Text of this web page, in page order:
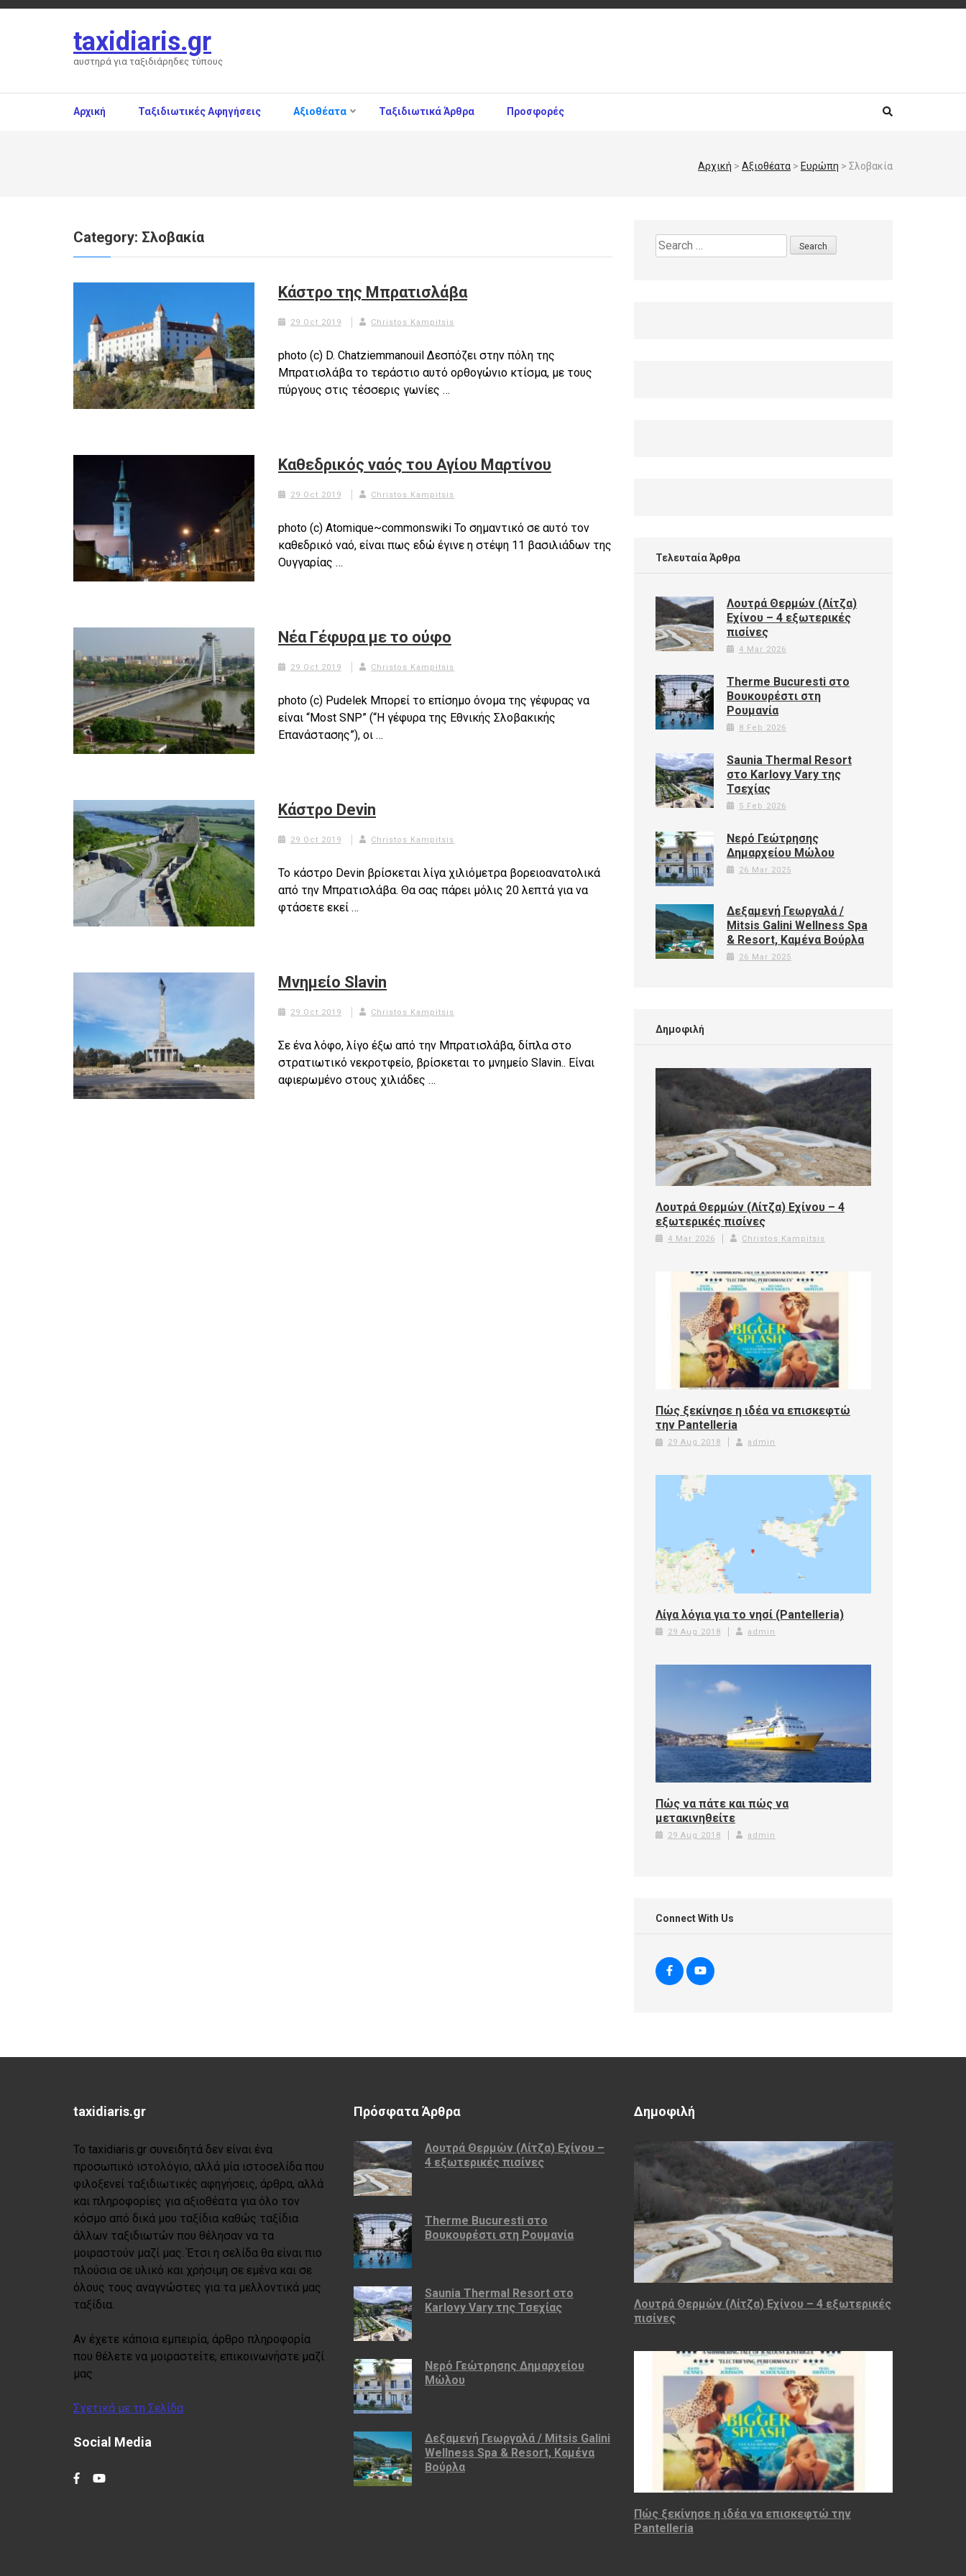
Skip
taxidiaris.gr
αυστηρά για ταξιδιάρηδες τύπους
Αρχική Ταξιδιωτικές Αφηγήσεις Αξιοθέατα Ταξιδιωτικά Άρθρα Προσφορές
Αρχική > Αξιοθέατα > Ευρώπη > Σλοβακία
Category: Σλοβακία
Κάστρο της Μπρατισλάβα
29 Oct 2019 Christos Kampitsis
photo (c) D. Chatziemmanouil Δεσπόζει στην πόλη της
Μπρατισλάβα το τεράστιο αυτό ορθογώνιο κτίσμα, με τους
πύργους στις τέσσερις γωνίες …
Καθεδρικός ναός του Αγίου Μαρτίνου
29 Oct 2019 Christos Kampitsis
photo (c) Atomique~commonswiki Το σημαντικό σε αυτό τον
καθεδρικό ναό, είναι πως εδώ έγινε η στέψη 11 βασιλιάδων της
Ουγγαρίας …
Νέα Γέφυρα με το ούφο
29 Oct 2019 Christos Kampitsis
photo (c) Pudelek Μπορεί το επίσημο όνομα της γέφυρας να
είναι “Most SNP” (“Η γέφυρα της Εθνικής Σλοβακικής
Επανάστασης”), οι …
Κάστρο Devin
29 Oct 2019 Christos Kampitsis
Το κάστρο Devin βρίσκεται λίγα χιλιόμετρα βορειοανατολικά
από την Μπρατισλάβα. Θα σας πάρει μόλις 20 λεπτά για να
φτάσετε εκεί …
Μνημείο Slavin
29 Oct 2019 Christos Kampitsis
Σε ένα λόφο, λίγο έξω από την Μπρατισλάβα, δίπλα στο
στρατιωτικό νεκροτφείο, βρίσκεται το μνημείο Slavin.. Είναι
αφιερωμένο στους χιλιάδες …
Search
for:
Τελευταία Άρθρα
Λουτρά Θερμών (Λίτζα)
Εχίνου – 4 εξωτερικές
πισίνες
4 Mar 2026
Therme Bucuresti στο
Βουκουρέστι στη
Ρουμανία
8 Feb 2026
Saunia Thermal Resort
στο Karlovy Vary της
Τσεχίας
5 Feb 2026
Νερό Γεώτρησης
Δημαρχείου Μώλου
26 Mar 2025
Δεξαμενή Γεωργαλά /
Mitsis Galini Wellness Spa
& Resort, Καμένα Βούρλα
26 Mar 2025
Δημοφιλή
Λουτρά Θερμών (Λίτζα) Εχίνου – 4
εξωτερικές πισίνες
4 Mar 2026 Christos Kampitsis
Πώς ξεκίνησε η ιδέα να επισκεφτώ
την Pantelleria
29 Aug 2018 admin
Λίγα λόγια για το νησί (Pantelleria)
29 Aug 2018 admin
Πώς να πάτε και πώς να
μετακινηθείτε
29 Aug 2018 admin
Connect With Us
taxidiaris.gr
Το taxidiaris.gr συνειδητά δεν είναι ένα
προσωπικό ιστολόγιο, αλλά μία ιστοσελίδα που
φιλοξενεί ταξιδιωτικές αφηγήσεις, άρθρα, αλλά
και πληροφορίες για αξιοθέατα για όλο τον
κόσμο από δικά μου ταξίδια καθώς ταξίδια
άλλων ταξιδιωτών που θέλησαν να τα
μοιραστούν μαζί μας. Έτσι η σελίδα θα είναι πιο
πλούσια σε υλικό και χρήσιμη σε εμένα και σε
όλους τους αναγνώστες για τα μελλοντικά μας
ταξίδια.
Αν έχετε κάποια εμπειρία, άρθρο πληροφορία
που θέλετε να μοιραστείτε, επικοινωνήστε μαζί
μας
Σχετικά με τη Σελίδα
Social Media
Πρόσφατα Άρθρα
Λουτρά Θερμών (Λίτζα) Εχίνου –
4 εξωτερικές πισίνες
Therme Bucuresti στο
Βουκουρέστι στη Ρουμανία
Saunia Thermal Resort στο
Karlovy Vary της Τσεχίας
Νερό Γεώτρησης Δημαρχείου
Μώλου
Δεξαμενή Γεωργαλά / Mitsis Galini
Wellness Spa & Resort, Καμένα
Βούρλα
Δημοφιλή
Λουτρά Θερμών (Λίτζα) Εχίνου – 4 εξωτερικές
πισίνες
Πώς ξεκίνησε η ιδέα να επισκεφτώ την
Pantelleria